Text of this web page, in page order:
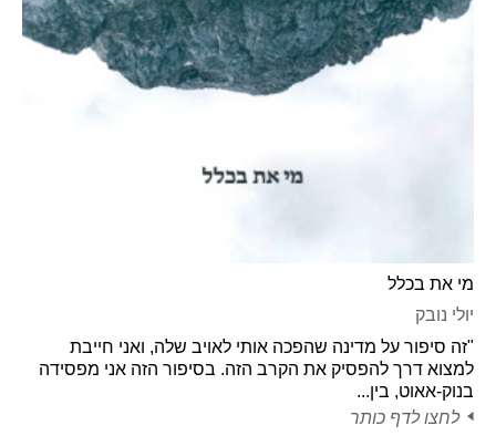
מי את בכלל
יולי נובק
"זה סיפור על מדינה שהפכה אותי לאויב שלה, ואני חייבת
למצוא דרך להפסיק את הקרב הזה. בסיפור הזה אני מפסידה
בנוק-אאוט, בין...
לחצו לדף כותר